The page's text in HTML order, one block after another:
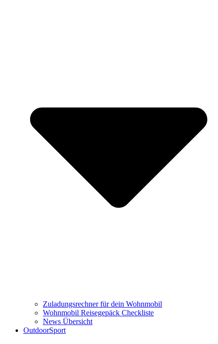
Zuladungsrechner für dein Wohnmobil
Wohnmobil Reisegepäck Checkliste
News Übersicht
OutdoorSport